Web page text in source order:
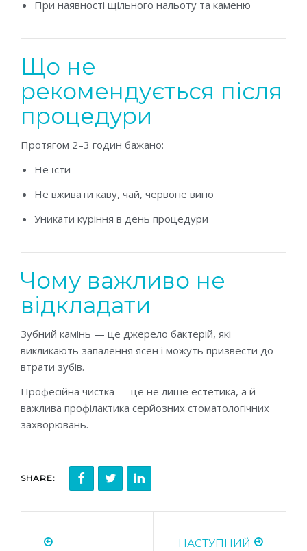
При наявності щільного нальоту та каменю
Що не
рекомендується після
процедури
Протягом 2–3 годин бажано:
Не їсти
Не вживати каву, чай, червоне вино
Уникати куріння в день процедури
Чому важливо не
відкладати
Зубний камінь — це джерело бактерій, які
викликають запалення ясен і можуть призвести до
втрати зубів.
Професійна чистка — це не лише естетика, а й
важлива профілактика серйозних стоматологічних
захворювань.
SHARE:
НАСТУПНИЙ